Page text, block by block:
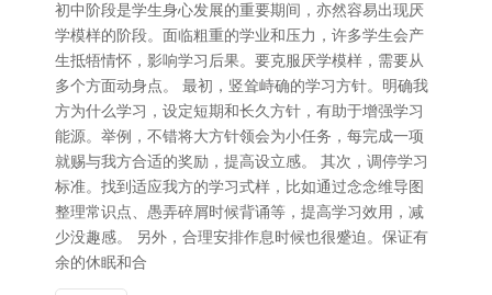
初中阶段是学生身心发展的重要期间，亦然容易出现厌
学模样的阶段。面临粗重的学业和压力，许多学生会产
生抵牾情怀，影响学习后果。要克服厌学模样，需要从
多个方面动身点。 最初，竖耸峙确的学习方针。明确我
方为什么学习，设定短期和长久方针，有助于增强学习
能源。举例，不错将大方针领会为小任务，每完成一项
就赐与我方合适的奖励，提高设立感。 其次，调停学习
标准。找到适应我方的学习式样，比如通过念念维导图
整理常识点、愚弄碎屑时候背诵等，提高学习效用，减
少没趣感。 另外，合理安排作息时候也很蹙迫。保证有
余的休眠和合